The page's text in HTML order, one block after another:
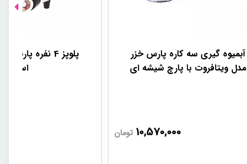
آبمیوه گیری سه کاره پارس خزر
مدل ویتافروت با پارچ شیشه ای
10,570,000 تومان
پلوپز 4 نفره
اس